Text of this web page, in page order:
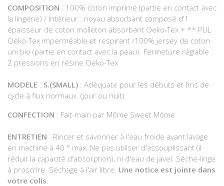
COMPOSITION : 100% coton imprimé (partie en contact avec
la lingerie) / Intérieur : noyau absorbant composé d'1
épaisseur de coton molleton absorbant Oeko-Tex + ** PUL
Oeko-Tex imperméable et respirant /100% jersey de coton
uni bio (partie en contact avec la peau). Fermeture réglable :
2 pressions en résine Oeko-Tex
MODELE : S.(SMALL) : Adéquate pour les débuts et fins de
cycle à flux normaux. (jour ou nuit)
CONFECTION : Fait-main par Môme Sweet Môme
ENTRETIEN : Rincer et savonner à l'eau froide avant lavage
en machine à 40 ° max. Ne pas utiliser d'assouplissant (il
réduit la capacité d'absorption), ni d'eau de javel. Sèche-linge
à proscrire. Séchage à l'air libre. Une notice est jointe dans
votre colis